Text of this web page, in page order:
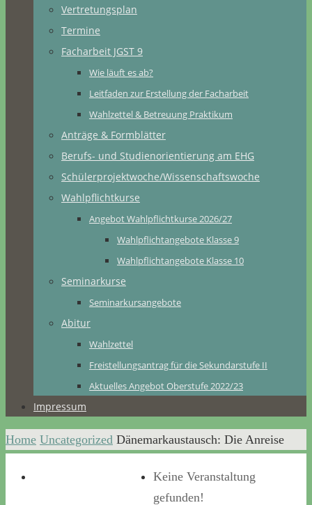
Vertretungsplan
Termine
Facharbeit JGST 9
Wie läuft es ab?
Leitfaden zur Erstellung der Facharbeit
Wahlzettel & Betreuung Praktikum
Anträge & Formblätter
Berufs- und Studienorientierung am EHG
Schülerprojektwoche/Wissenschaftswoche
Wahlpflichtkurse
Angebot Wahlpflichtkurse 2026/27
Wahlpflichtangebote Klasse 9
Wahlpflichtangebote Klasse 10
Seminarkurse
Seminarkursangebote
Abitur
Wahlzettel
Freistellungsantrag für die Sekundarstufe II
Aktuelles Angebot Oberstufe 2022/23
Impressum
Home Uncategorized Dänemarkaustausch: Die Anreise
Keine Veranstaltung
gefunden!